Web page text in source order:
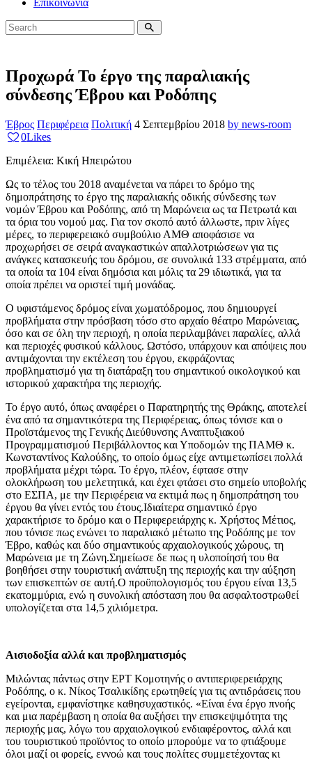
Προχωρά Το έργο της παραλιακής
σύνδεσης Έβρου και Ροδόπης
Έβρος Περιφέρεια Πολιτική 4 Σεπτεμβρίου 2018 by news-room
0Likes
Επιμέλεια: Κική Ηπειρώτου
Ως το τέλος του 2018 αναμένεται να πάρει το δρόμο της
δημοπράτησης το έργο της παραλιακής οδικής σύνδεσης των
νομών Έβρου και Ροδόπης, από τη Μαρώνεια ως τα Πετρωτά και
τα όρια του νομού μας. Για τον σκοπό αυτό άλλωστε, πριν λίγες
μέρες, το περιφερειακό συμβούλιο ΑΜΘ αποφάσισε να
προχωρήσει σε σειρά αναγκαστικών απαλλοτριώσεων για τις
ανάγκες κατασκευής του δρόμου, σε συνολικά 133 στρέμματα, από
τα οποία τα 104 είναι δημόσια και μόλις τα 29 ιδιωτικά, για τα
οποία πρέπει να οριστεί τιμή μονάδας.
Ο υφιστάμενος δρόμος είναι χωματόδρομος, που δημιουργεί
προβλήματα στην πρόσβαση τόσο στο αρχαίο θέατρο Μαρώνειας,
όσο και σε όλη την περιοχή, η οποία περιλαμβάνει παραλίες, αλλά
και περιοχές φυσικού κάλλους. Ωστόσο, υπάρχουν και απόψεις που
αντιμάχονται την εκτέλεση του έργου, εκφράζοντας
προβληματισμό για τη διατάραξη του σημαντικού οικολογικού και
ιστορικού χαρακτήρα της περιοχής.
Το έργο αυτό, όπως αναφέρει ο Παρατηρητής της Θράκης, αποτελεί
ένα από τα σημαντικότερα της Περιφέρειας, όπως τόνισε και ο
Προϊστάμενος της Γενικής Διεύθυνσης Aναπτυξιακού
Προγραμματισμού Περιβάλλοντος και Υποδομών της ΠΑΜΘ κ.
Κωνσταντίνος Καλούδης, το οποίο όμως είχε αντιμετωπίσει πολλά
προβλήματα μέχρι τώρα. Το έργο, πλέον, έφτασε στην
ολοκλήρωση του μελετητικά, και έχει φτάσει στο σημείο υποβολής
στο ΕΣΠΑ, με την Περιφέρεια να εκτιμά πως η δημοπράτηση του
έργου θα γίνει εντός του έτους.Ιδιαίτερα σημαντικό έργο
χαρακτήρισε το δρόμο και ο Περιφερειάρχης κ. Χρήστος Μέτιος,
που τόνισε πως ενώνει το παραλιακό μέτωπο της Ροδόπης με τον
Έβρο, καθώς και δύο σημαντικούς αρχαιολογικούς χώρους, τη
Μαρώνεια με τη Ζώνη.Σημείωσε δε πως η υλοποίησή του θα
βοηθήσει στην τουριστική ανάπτυξη της περιοχής και την αύξηση
των επισκεπτών σε αυτή.Ο προϋπολογισμός του έργου είναι 13,5
εκατομμύρια, ενώ η συνολική απόσταση που θα ασφαλτοστρωθεί
υπολογίζεται στα 14,5 χιλιόμετρα.
Αισιοδοξία αλλά και προβληματισμός
Μιλώντας πάντως στην ΕΡΤ Κομοτηνής ο αντιπεριφερειάρχης
Ροδόπης, ο κ. Νίκος Τσαλικίδης ερωτηθείς για τις αντιδράσεις που
εγείρονται, εμφανίστηκε καθησυχαστικός. «Είναι ένα έργο πνοής
και μια παρέμβαση η οποία θα αυξήσει την επισκεψιμότητα της
περιοχής μας, λόγω του αρχαιολογικού ενδιαφέροντος, αλλά και
του τουριστικού προϊόντος το οποίο μπορούμε να το φτιάξουμε
όλοι μαζί οι φορείς, εννοώ και τους πολίτες συμμετέχοντας κι